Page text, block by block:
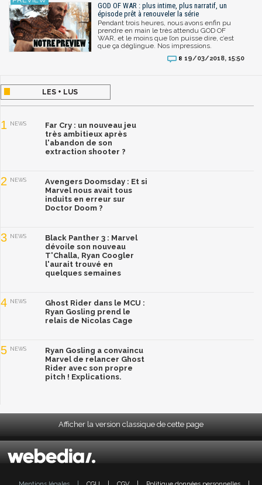
GOD OF WAR : plus intime, plus narratif, un
épisode prêt à renouveler la série
Pendant trois heures, nous avons enfin pu
prendre en main le très attendu GOD OF
WAR, et le moins que l’on puisse dire, c’est
que ça déglingue. Nos impressions.
8 19/03/2018, 15:50
LES + LUS
1 NEWS
Far Cry : un nouveau jeu
très ambitieux après
l'abandon de son
extraction shooter ?
2 NEWS
Avengers Doomsday : Et si
Marvel nous avait tous
induits en erreur sur
Doctor Doom ?
3 NEWS
Black Panther 3 : Marvel
dévoile son nouveau
T'Challa, Ryan Coogler
l'aurait trouvé en
quelques semaines
4 NEWS
Ghost Rider dans le MCU :
Ryan Gosling prend le
relais de Nicolas Cage
5 NEWS
Ryan Gosling a convaincu
Marvel de relancer Ghost
Rider avec son propre
pitch ! Explications.
Afficher la version classique de cette page